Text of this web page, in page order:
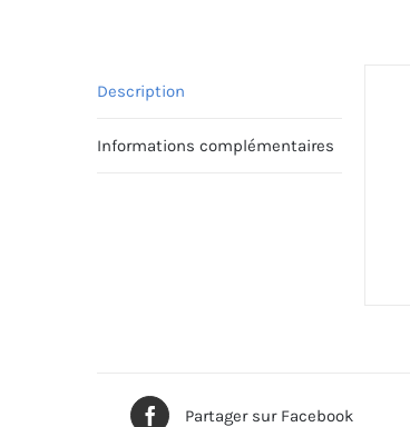
Description
Informations complémentaires
Partager sur Facebook